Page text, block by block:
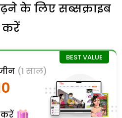
के लिए सब्सक्राइब
करें
(1 साल)
करें